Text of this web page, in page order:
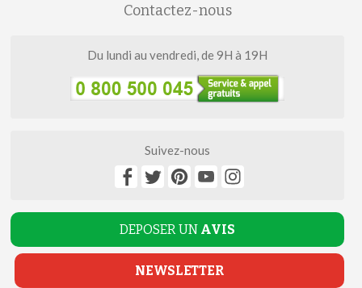
Contactez-nous
Du lundi au vendredi, de 9H à 19H
Suivez-nous
DEPOSER UN AVIS
NEWSLETTER